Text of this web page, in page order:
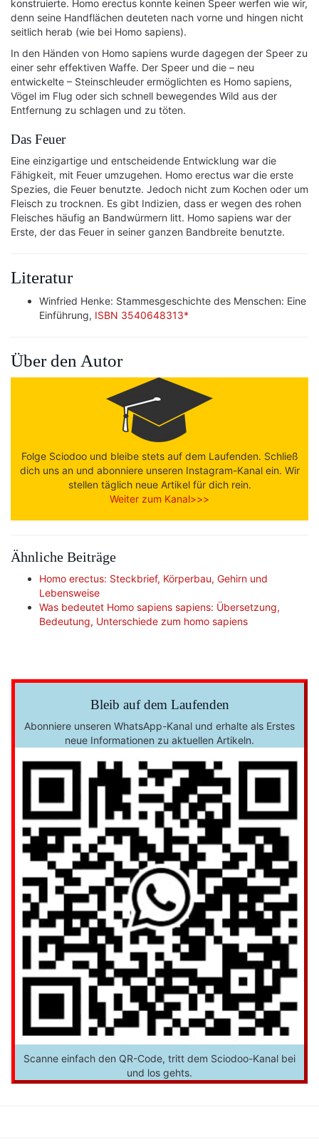
konstruierte. Homo erectus konnte keinen Speer werfen wie wir,
denn seine Handflächen deuteten nach vorne und hingen nicht
seitlich herab (wie bei Homo sapiens).
In den Händen von Homo sapiens wurde dagegen der Speer zu
einer sehr effektiven Waffe. Der Speer und die – neu
entwickelte – Steinschleuder ermöglichten es Homo sapiens,
Vögel im Flug oder sich schnell bewegendes Wild aus der
Entfernung zu schlagen und zu töten.
Das Feuer
Eine einzigartige und entscheidende Entwicklung war die
Fähigkeit, mit Feuer umzugehen. Homo erectus war die erste
Spezies, die Feuer benutzte. Jedoch nicht zum Kochen oder um
Fleisch zu trocknen. Es gibt Indizien, dass er wegen des rohen
Fleisches häufig an Bandwürmern litt. Homo sapiens war der
Erste, der das Feuer in seiner ganzen Bandbreite benutzte.
Literatur
Winfried Henke: Stammesgeschichte des Menschen: Eine
Einführung, ISBN 3540648313*
Über den Autor
Folge Sciodoo und bleibe stets auf dem Laufenden. Schließ
dich uns an und abonniere unseren Instagram-Kanal ein. Wir
stellen täglich neue Artikel für dich rein.
Weiter zum Kanal>>>
Ähnliche Beiträge
Homo erectus: Steckbrief, Körperbau, Gehirn und
Lebensweise
Was bedeutet Homo sapiens sapiens: Übersetzung,
Bedeutung, Unterschiede zum homo sapiens
Bleib auf dem Laufenden
Abonniere unseren WhatsApp-Kanal und erhalte als Erstes
neue Informationen zu aktuellen Artikeln.
Scanne einfach den QR-Code, tritt dem Sciodoo-Kanal bei
und los gehts.